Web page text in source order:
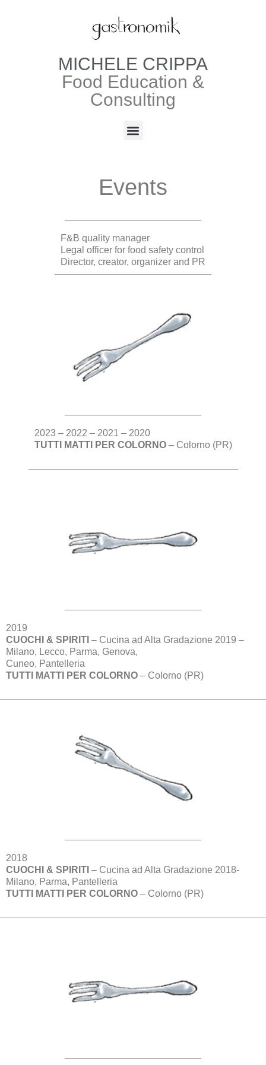
MICHELE CRIPPA
Food Education &
Consulting
Events
F&B quality manager
Legal officer for food safety control
Director, creator, organizer and PR
2023 – 2022 – 2021 – 2020
TUTTI MATTI PER COLORNO– Colorno (PR)
2019
CUOCHI & SPIRITI – Cucina ad Alta Gradazione 2019 –
Milano, Lecco, Parma, Genova,
Cuneo, Pantelleria
TUTTI MATTI PER COLORNO – Colorno (PR)
2018
CUOCHI & SPIRITI – Cucina ad Alta Gradazione 2018-
Milano, Parma, Pantelleria
TUTTI MATTI PER COLORNO – Colorno (PR)